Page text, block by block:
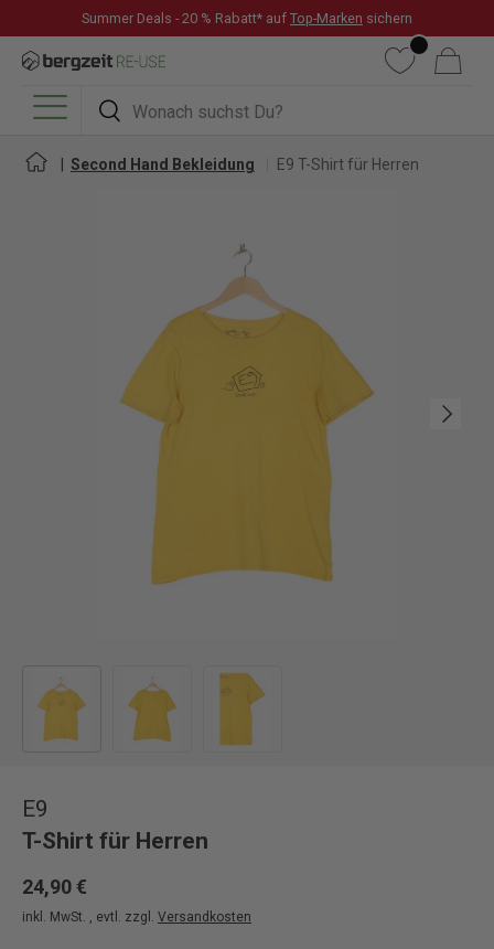
DIREKT ZUM INHALT
Summer Deals - 20 % Rabatt* auf Top-Marken sichern
Suchen
Suchen
WunschlisteWarenkorb
Menü
Second Hand Bekleidung E9 T-Shirt für Herren
Nächste
E9
T-Shirt für Herren
24,90 €
inkl. MwSt. , evtl. zzgl. Versandkosten